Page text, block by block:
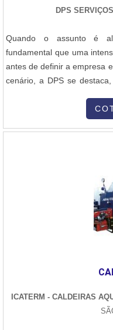
DPS SERVIÇOS
Quando o assunto é
fundamental que uma
antes de definir a empresa
cenário, a DPS se
especializado. OS
diretamente na superfície
pressão das peças. Por
específico e o
uma empresa
soldagens em
maquinários de
termofusão;Soldagem por
PEAD e PP.Tamanha
empresa contar com
ICATERM - CALDEIRAS